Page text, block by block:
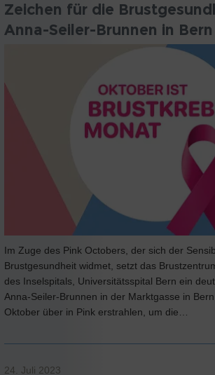
Zeichen für die
Anna-Seiler-Brunnen in Bern
Im Zuge des Pink Octobers, der sich der
Brustgesundheit widmet, setzt das
des Inselspitals, Universitätsspital Bern ein
Anna-Seiler-Brunnen in der Marktgasse in
Oktober über in Pink erstrahlen, um die…
24. Juli 2023